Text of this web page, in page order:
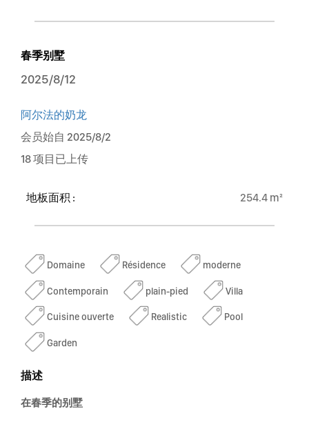
春季别墅
2025/8/12
阿尔法的奶龙
会员始自 2025/8/2
18 项目已上传
地板面积 : 254.4 m²
Domaine Résidence moderne
Contemporain plain-pied Villa
Cuisine ouverte Realistic Pool
Garden
描述
在春季的别墅